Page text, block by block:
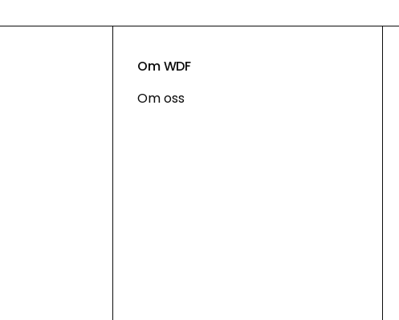
Om WDF
Om oss